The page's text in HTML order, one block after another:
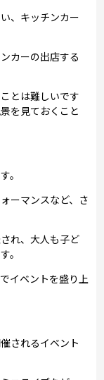
、キッチンカー
カーの出店する
とは難しいです
を見ておくこと
。
ーマンスなど、さ
れ、大人も子ど
。
イベントを盛り上
されるイベント